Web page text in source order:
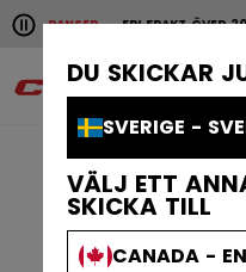
DU SKICKAR
SVERIGE -
VÄLJ ETT
SKICKA TILL
CANADA -
Pause the horizontal
FRI FRAKT ÖVER 2000 KR
Snabba leveranser